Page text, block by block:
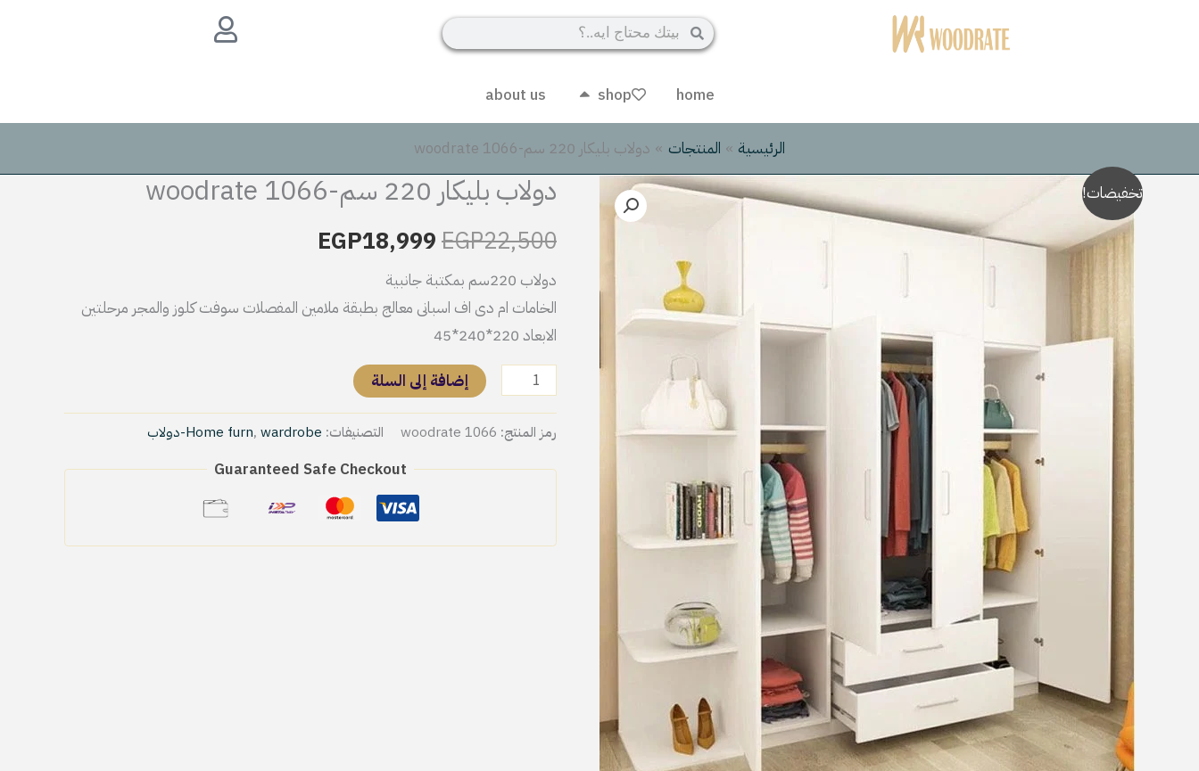
Search
Search
home
shop
Open shop
about us
الرئيسية المنتجات دولاب بليكار 220 سم-woodrate 1066
تخفيضات! دولاب بليكار 220 سم-woodrate 1066
EGP22,500
السعر
الأصلي
هو:
EGP22,500.
EGP18,999
السعر
EGP18,999.
دولاب 220سم بمكتبة جانبية
الخامات ام دى اف اسبانى معالج بطبقة ملامين المفصلات سوفت كلوز والمجر مرحلتين
الابعاد 220*240*45
كمية
بليكار
220
سم-
woodrate
إضافة إلى السلة
رمز المنتج: woodrate 1066 التصنيفات: Home furn, wardrobe-دولاب
Guaranteed Safe Checkout
EGP18,999.